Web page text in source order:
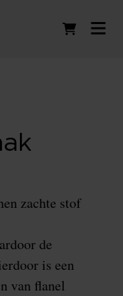
zachte stof
de
is een
van flanel